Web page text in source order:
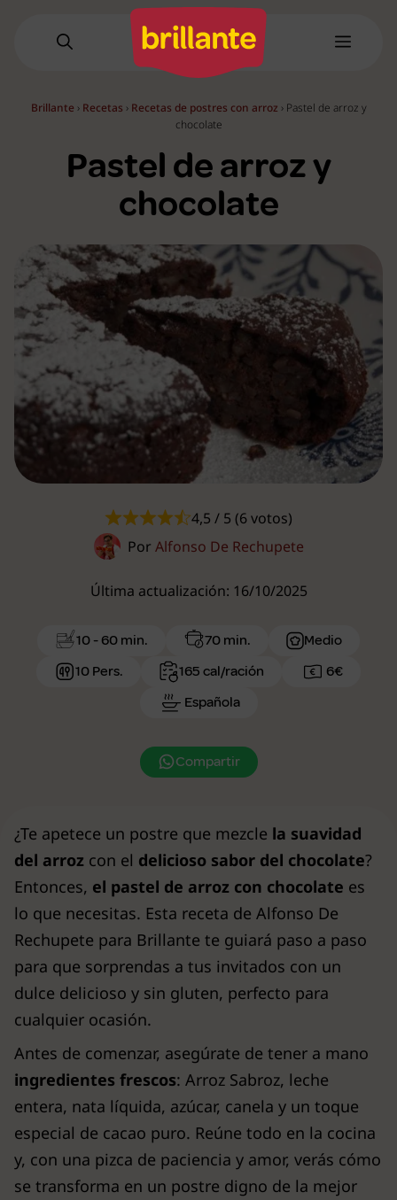
Menú
Brillante › Recetas › Recetas de postres con arroz › Pastel de arroz y
chocolate
Pastel de arroz y
chocolate
4,5 / 5 (6 votos)
Por Alfonso De Rechupete
Última actualización: 16/10/2025
10 - 60 min. 70 min.
Medio
10 Pers.
165 cal/ración
6€
Española
Compartir
¿Te apetece un postre que mezcle la suavidad
del arroz con el delicioso sabor del chocolate?
Entonces, el pastel de arroz con chocolate es
lo que necesitas. Esta receta de Alfonso De
Rechupete para Brillante te guiará paso a paso
para que sorprendas a tus invitados con un
dulce delicioso y sin gluten, perfecto para
cualquier ocasión.
Antes de comenzar, asegúrate de tener a mano
ingredientes frescos: Arroz Sabroz, leche
entera, nata líquida, azúcar, canela y un toque
especial de cacao puro. Reúne todo en la cocina
y, con una pizca de paciencia y amor, verás cómo
se transforma en un postre digno de la mejor